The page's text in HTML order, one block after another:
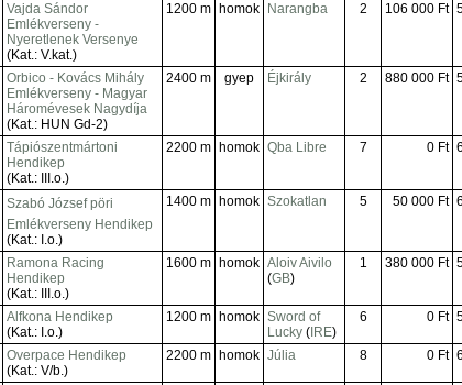
Vajda Sándor
Emlékverseny -
Nyeretlenek Versenye
(Kat.: V.kat.)
1200 m homok Narangba 2 106 000 Ft
Orbico - Kovács Mihály
Emlékverseny - Magyar
Háromévesek Nagydíja
(Kat.: HUN Gd-2)
2400 m gyep Éjkirály 2 880 000 Ft
Tápiószentmártoni
Hendikep
(Kat.: III.o.)
2200 m homok Qba Libre 7 0 Ft
Szabó József pöri
Emlékverseny Hendikep
(Kat.: I.o.)
1400 m homok Szokatlan 5 50 000 Ft
Ramona Racing
Hendikep
(Kat.: III.o.)
1600 m homok Aloiv Aivilo
(GB)
1 380 000 Ft
Alfkona Hendikep
(Kat.: I.o.)
1200 m homok Sword of
Lucky ( IRE)
6 0 Ft
Overpace Hendikep
(Kat.: V/b.)
2200 m homok Júlia 8 0 Ft